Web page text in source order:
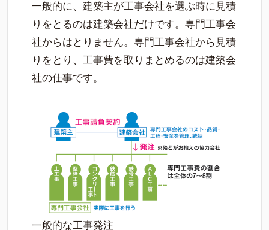
一般的に、建築主が工事会社を選ぶ時に見積
りをとるのは建築会社だけです。専門工事会
社からはとりません。専門工事会社から見積
りをとり、工事費を取りまとめるのは建築会
社の仕事です。
一般的な工事発注